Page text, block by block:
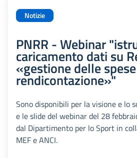
Notizie
PNRR - Webinar
caricamento dati su
«gestione delle
rendicontazione»"
Sono disponibili per la visione e lo
e le slide del webinar del 28
dal Dipartimento per lo Sport in
MEF e ANCI.